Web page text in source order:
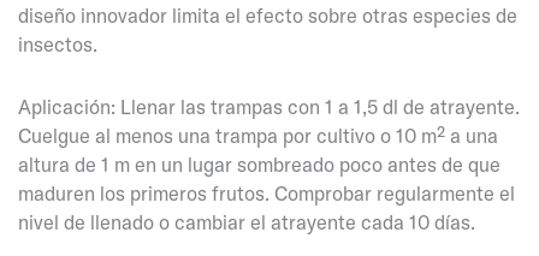
diseño innovador limita el efecto sobre otras especies de
insectos.
Aplicación: Llenar las trampas con 1 a 1,5 dl de atrayente.
Cuelgue al menos una trampa por cultivo o 10 m² a una
altura de 1 m en un lugar sombreado poco antes de que
maduren los primeros frutos. Comprobar regularmente el
nivel de llenado o cambiar el atrayente cada 10 días.